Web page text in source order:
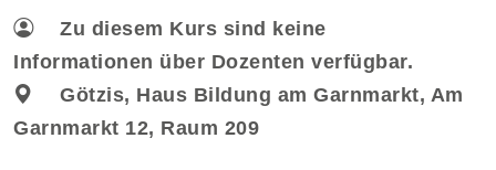
Zu diesem Kurs sind keine
Informationen über Dozenten verfügbar.
Götzis, Haus Bildung am Garnmarkt, Am
Garnmarkt 12, Raum 209